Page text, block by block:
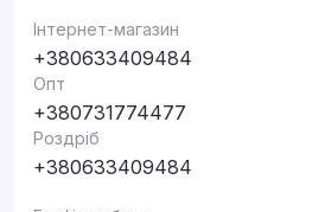
Інтернет-магазин
+380633409484
Опт
+380731774477
Роздріб
+380633409484